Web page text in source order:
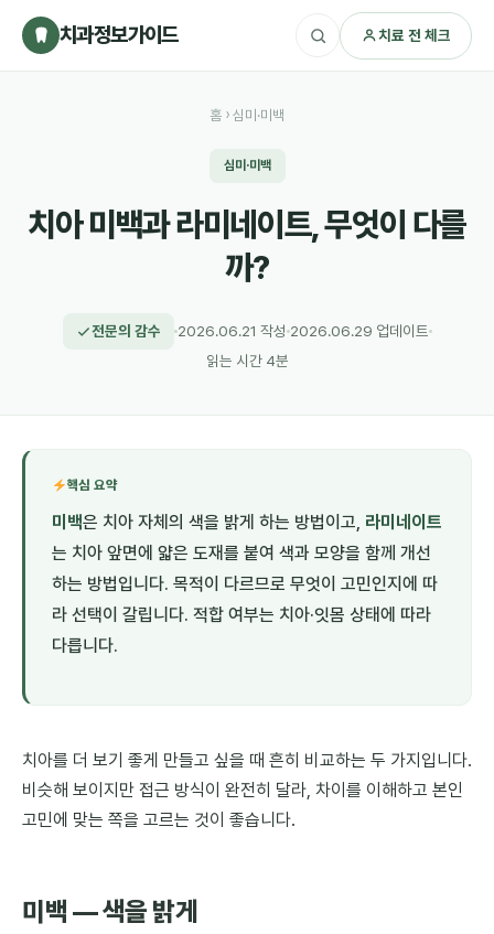
치과정보가이드 치료 전 체크
홈 › 심미·미백
심미·미백
치아 미백과 라미네이트, 무엇이 다를
까?
전문의 감수 2026.06.21 작성 2026.06.29 업데이트
읽는 시간 4분
핵심 요약
미백은 치아 자체의 색을 밝게 하는 방법이고, 라미네이트
는 치아 앞면에 얇은 도재를 붙여 색과 모양을 함께 개선
하는 방법입니다. 목적이 다르므로 무엇이 고민인지에 따
라 선택이 갈립니다. 적합 여부는 치아·잇몸 상태에 따라
다릅니다.
치아를 더 보기 좋게 만들고 싶을 때 흔히 비교하는 두 가지입니다.
비슷해 보이지만 접근 방식이 완전히 달라, 차이를 이해하고 본인
고민에 맞는 쪽을 고르는 것이 좋습니다.
미백 — 색을 밝게